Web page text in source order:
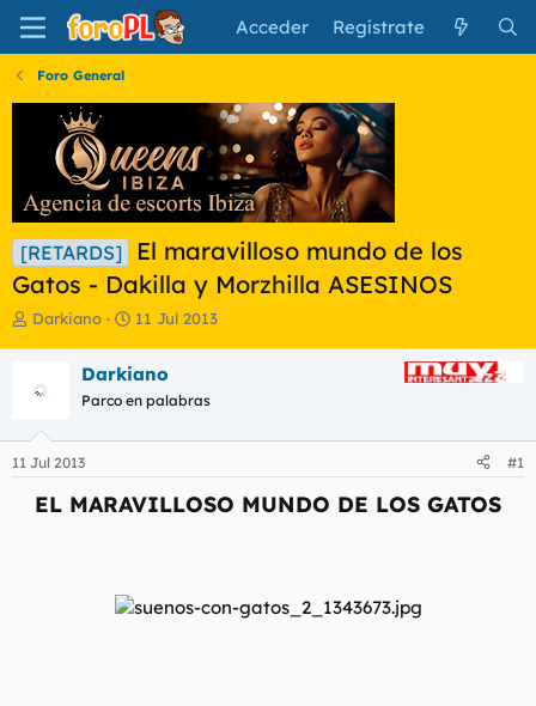
Acceder Regístrate
Foro General
[RETARDS]
El maravilloso mundo de los
Gatos - Dakilla y Morzhilla ASESINOS
I
c
d
o
d
Darkiano
F
h
a
e
i
11 Jul 2013
Darkiano
Parco en palabras
11 Jul 2013 #1
EL MARAVILLOSO MUNDO DE LOS GATOS